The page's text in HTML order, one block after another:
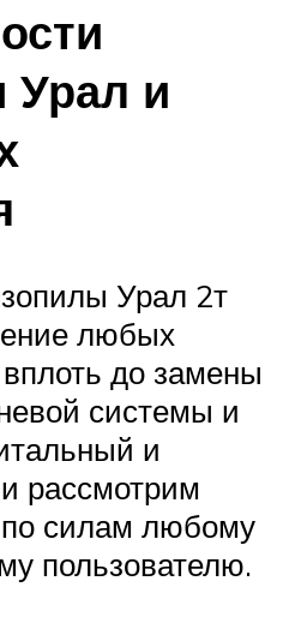
Урал и
Урал 2т
любых
до замены
системы и
и
рассмотрим
силам любому
пользователю.